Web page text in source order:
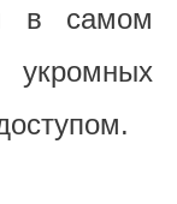
в самом